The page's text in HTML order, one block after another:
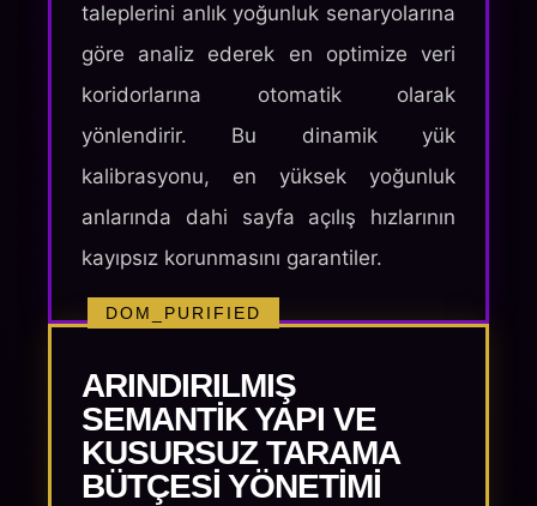
taleplerini anlık yoğunluk senaryolarına
göre analiz ederek en optimize veri
koridorlarına otomatik olarak
yönlendirir. Bu dinamik yük
kalibrasyonu, en yüksek yoğunluk
anlarında dahi sayfa açılış hızlarının
kayıpsız korunmasını garantiler.
DOM_PURIFIED
ARINDIRILMIŞ
SEMANTIK YAPI VE
KUSURSUZ TARAMA
BÜTÇESI YÖNETIMI